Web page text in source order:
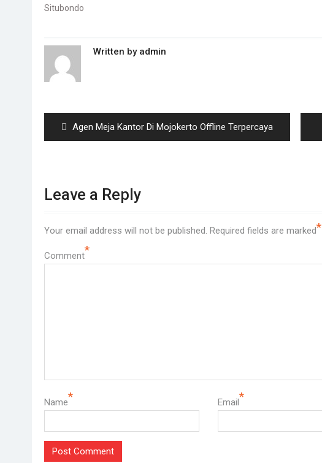
Situbondo
Written by admin
Previous
post:
Agen Meja Kantor Di Mojokerto Offline Terpercaya
Leave a Reply
Your email address will not be published. Required fields are marked*
Comment*
Name* Email*